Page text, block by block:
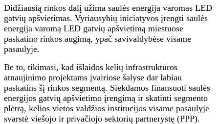
Didžiausią rinkos dalį užima saulės energija varomas LED
gatvių apšvietimas. Vyriausybių iniciatyvos įrengti saulės
energija varomą LED gatvių apšvietimą miestuose
paskatino rinkos augimą, ypač savivaldybėse visame
pasaulyje.
Be to, tikimasi, kad išlaidos kelių infrastruktūros
atnaujinimo projektams įvairiose šalyse dar labiau
paskatins šį rinkos segmentą. Siekdamos finansuoti saulės
energijos gatvių apšvietimo įrengimą ir skatinti segmento
plėtrą, kelios vietos valdžios institucijos visame pasaulyje
svarstė viešojo ir privačiojo sektorių partnerystę (PPP).